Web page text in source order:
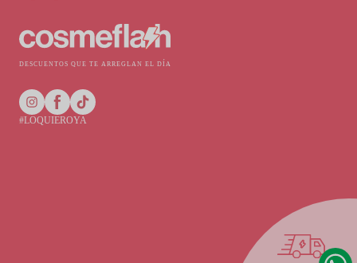
DESCUENTOS QUE TE ARREGLAN EL DÍA
#LOQUIEROYA